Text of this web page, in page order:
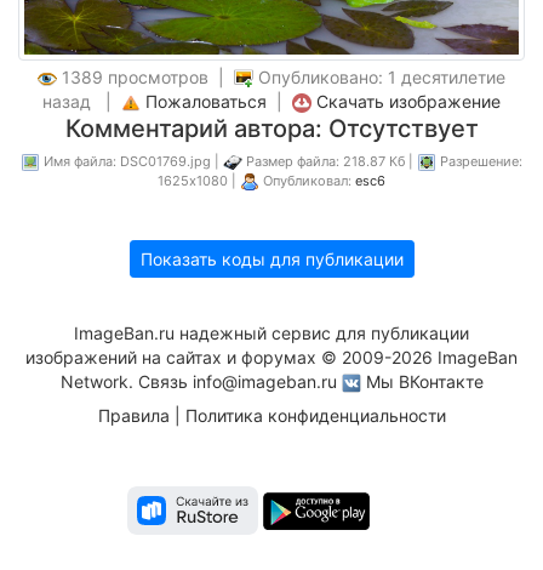
1389 просмотров |
Опубликовано: 1 десятилетие
назад |
Пожаловаться Скачать изображение
Комментарий автора: Отсутствует
Имя файла: DSC01769.jpg | Размер файла: 218.87 Кб |
Разрешение:
1625x1080 |
Опубликовал: esc6
Показать коды для публикации
ImageBan.ru надежный сервис для публикации
изображений на сайтах и форумах © 2009-2026 ImageBan
Network. Связь info@imageban.ru
Мы ВКонтакте
Правила
Политика конфиденциальности